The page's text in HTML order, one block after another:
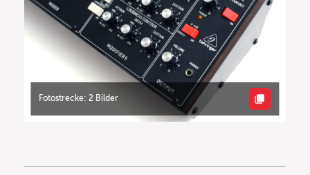
Fotostrecke: 2 Bilder